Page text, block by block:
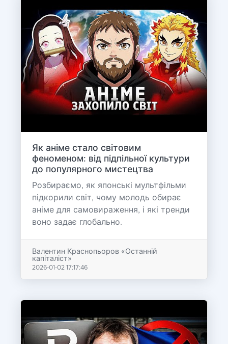
Як аніме стало світовим
феноменом: від підпільної культури
до популярного мистецтва
Розбираємо, як японські мультфільми
підкорили світ, чому молодь обирає
аніме для самовираження, і які тренди
воно задає глобально.
Валентин Краснопьоров «Останній
капіталіст»
2026-01-02 17:17:46